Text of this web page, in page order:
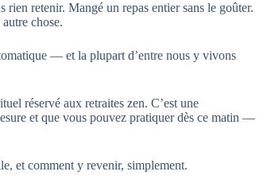
retenir. Mangé un repas entier sans le goûter.
chose.
— et la plupart d’entre nous y vivons
réservé aux retraites zen. C’est une
et que vous pouvez pratiquer dès ce matin —
et comment y revenir, simplement.